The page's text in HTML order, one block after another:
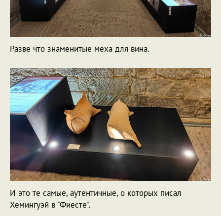
Разве что знаменитые меха для вина.
И это те самые, аутентичные, о которых писал
Хемингуэй в "Фиесте".